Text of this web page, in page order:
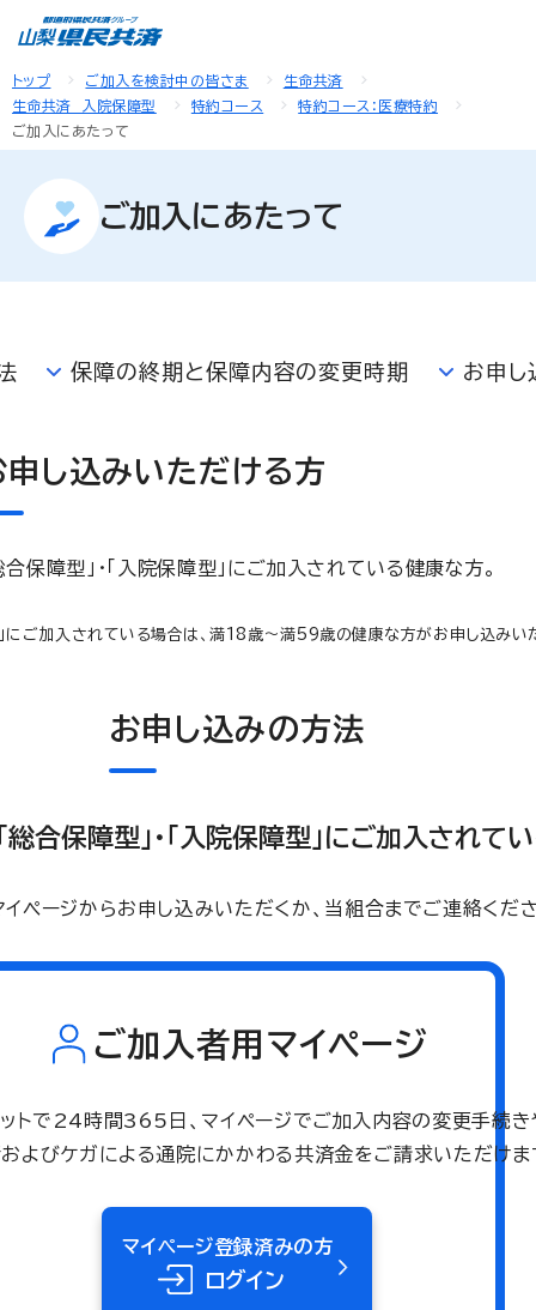
トップ ご加入を検討中の皆さま
生命共済
生命共済 入院保障型
特約コース
特約コース：医療特約
ご加入にあたって
ご加入にあたって
保障の終期と保障内容の変更時期 お申し
申し込みいただける方
合保障型」・「入院保障型」にご加入されている健康な方。
」にご加入されている場合は、満18歳～満59歳の健康な方がお申し込みい
お申し込みの方法
総合保障型」・「入院保障型」にご加入されて
ページからお申し込みいただくか、当組合までご連絡くだ
ご加入者用マイページ
ットで24時間365日、マイページでご加入内容の変更手続き
およびケガによる通院にかかわる共済金をご請求いただけま
マイページ登録済みの方
ログイン